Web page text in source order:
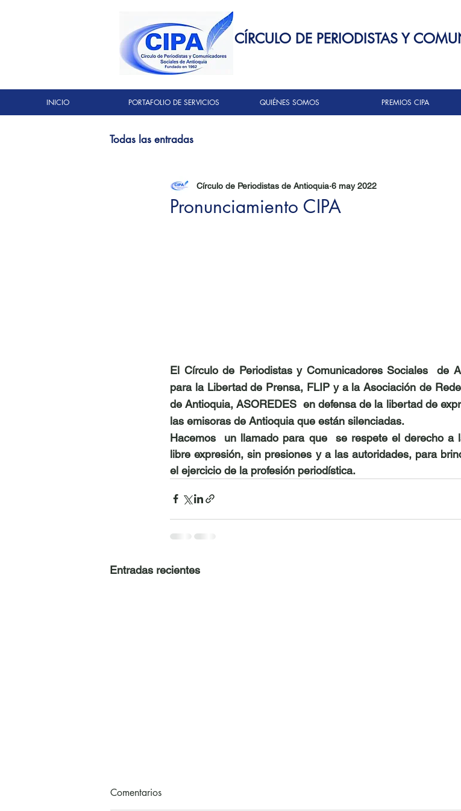
CÍRCULO DE PERIODISTAS Y
INICIO PORTAFOLIO DE SERVICIOS QUIÉNES SOMOS PREMIOS CIPA
Todas las entradas
Pronunciamiento CIPA
Círculo de Periodistas de Antioquia 6 may 2022
El Círculo de Periodistas y Comunicadores Sociales  de
para la Libertad de Prensa, FLIP y a la Asociación de
de Antioquia, ASOREDES  en defensa de la libertad de
las emisoras de Antioquia que están silenciadas.
Hacemos  un llamado para que  se respete el derecho a
libre expresión, sin presiones y a las autoridades, para
el ejercicio de la profesión periodística.
Entradas recientes
Comentarios